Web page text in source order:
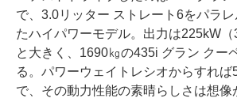
で、3.0リッター ストレート6をパラ
たハイパワーモデル。出力は225kW
と大きく、1690㎏の435i グラン クー
る。パワーウェイトレシオからすれば
で、その動力性能の素晴らしさは想像